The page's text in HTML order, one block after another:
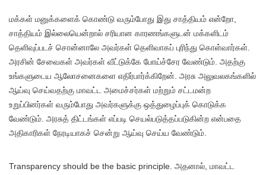
மக்கள் மனுக்களைக் கொண்டு வரும்போது இது சாத்தியம் என்றோ,
சாத்தியம் இல்லையென்றால் சரியான காரணங்களுடன் மக்களிடம்
தெளிவுப்படச் சொன்னாலே அவர்கள் தெளிவாகப் புரிந்து கொள்வார்கள்.
அரசின் சேவைகள் அவர்கள் வீட்டுக்கே போய்ச்சேர வேண்டும். அதற்கு
உங்களுடைய ஆலோசனைகளை எதிர்பார்க்கிறேன். அரசு அலுவலகங்களில்
ஆய்வு செய்வதற்கு மாவட்ட அமைச்சர்கள் மற்றும் சட்டமன்ற
உறுப்பினர்கள் வரும்போது அவர்களுக்கு ஒத்துழைப்புக் கொடுக்க
வேண்டும். அரசுத் திட்டங்கள் எப்படி செயல்படுத்தப்படுகின்ற என்பதை
அதிகாரிகள் நேரடியாகச் சென்று ஆய்வு செய்ய வேண்டும்.
Transparency should be the basic principle. அதனால், மாவட்ட